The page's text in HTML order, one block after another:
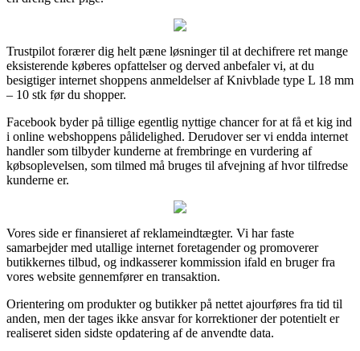
Trustpilot forærer dig helt pæne løsninger til at dechifrere ret mange
eksisterende køberes opfattelser og derved anbefaler vi, at du
besigtiger internet shoppens anmeldelser af Knivblade type L 18 mm
– 10 stk før du shopper.
Facebook byder på tillige egentlig nyttige chancer for at få et kig ind
i online webshoppens pålidelighed. Derudover ser vi endda internet
handler som tilbyder kunderne at frembringe en vurdering af
købsoplevelsen, som tilmed må bruges til afvejning af hvor tilfredse
kunderne er.
Vores side er finansieret af reklameindtægter. Vi har faste
samarbejder med utallige internet foretagender og promoverer
butikkernes tilbud, og indkasserer kommission ifald en bruger fra
vores website gennemfører en transaktion.
Orientering om produkter og butikker på nettet ajourføres fra tid til
anden, men der tages ikke ansvar for korrektioner der potentielt er
realiseret siden sidste opdatering af de anvendte data.